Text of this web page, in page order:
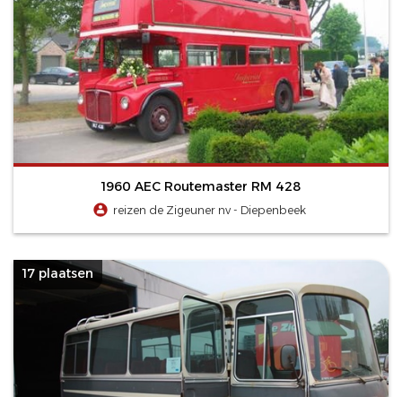
1960 AEC Routemaster RM 428
reizen de Zigeuner nv - Diepenbeek
17 plaatsen